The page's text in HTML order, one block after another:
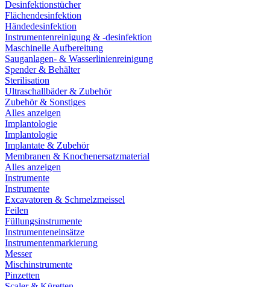
Desinfektionstücher
Flächendesinfektion
Händedesinfektion
Instrumentenreinigung & -desinfektion
Maschinelle Aufbereitung
Sauganlagen- & Wasserlinienreinigung
Spender & Behälter
Sterilisation
Ultraschallbäder & Zubehör
Zubehör & Sonstiges
Alles anzeigen
Implantologie
Implantologie
Implantate & Zubehör
Membranen & Knochenersatzmaterial
Alles anzeigen
Instrumente
Instrumente
Excavatoren & Schmelzmeissel
Feilen
Füllungsinstrumente
Instrumenteneinsätze
Instrumentenmarkierung
Messer
Mischinstrumente
Pinzetten